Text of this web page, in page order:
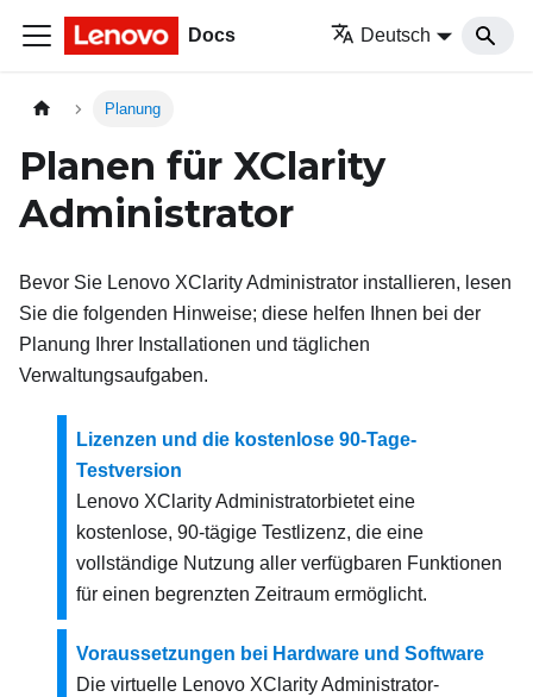
Docs Deutsch
Planung
Planen für XClarity
Administrator
Bevor Sie Lenovo XClarity Administrator installieren, lesen
Sie die folgenden Hinweise; diese helfen Ihnen bei der
Planung Ihrer Installationen und täglichen
Verwaltungsaufgaben.
Lizenzen und die kostenlose 90-Tage-
Testversion
Lenovo XClarity Administratorbietet eine
kostenlose, 90-tägige Testlizenz, die eine
vollständige Nutzung aller verfügbaren Funktionen
für einen begrenzten Zeitraum ermöglicht.
Voraussetzungen bei Hardware und Software
Die virtuelle Lenovo XClarity Administrator-